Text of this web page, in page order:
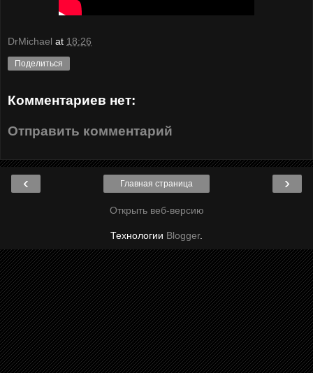
DrMichael at 18:26
Поделиться
Комментариев нет:
Отправить комментарий
‹ ›
Главная страница
Открыть веб-версию
Технологии Blogger.